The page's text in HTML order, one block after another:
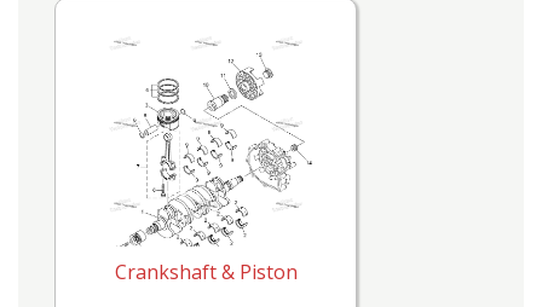
Crankshaft & Piston